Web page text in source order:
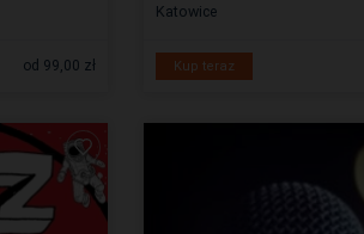
od 99,00 zł
Katowice
Kup teraz